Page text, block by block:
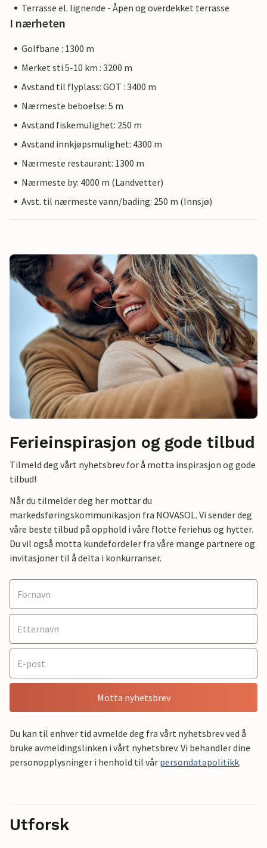
Terrasse el. lignende - Åpen og overdekket terrasse
I nærheten
Golfbane : 1300 m
Merket sti 5-10 km : 3200 m
Avstand til flyplass: GOT : 3400 m
Nærmeste beboelse: 5 m
Avstand fiskemulighet: 250 m
Avstand innkjøpsmulighet: 4300 m
Nærmeste restaurant: 1300 m
Nærmeste by: 4000 m (Landvetter)
Avst. til nærmeste vann/bading: 250 m (Innsjø)
Ferieinspirasjon og gode tilbud
Tilmeld deg vårt nyhetsbrev for å motta inspirasjon og gode
tilbud!
Når du tilmelder deg her mottar du
markedsføringskommunikasjon fra NOVASOL. Vi sender deg
våre beste tilbud på opphold i våre flotte feriehus og hytter.
Du vil også motta kundefordeler fra våre mange partnere og
invitasjoner til å delta i konkurranser.
Motta nyhetsbrev
Du kan til enhver tid avmelde deg fra vårt nyhetsbrev ved å
bruke avmeldingslinken i vårt nyhetsbrev. Vi behandler dine
personopplysninger i henhold til vår persondatapolitikk.
Utforsk